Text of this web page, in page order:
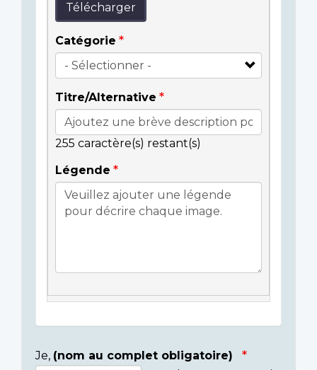
Télécharger
Catégorie
Titre/Alternative
255 caractère(s) restant(s)
Légende
Je, (nom au complet obligatoire)